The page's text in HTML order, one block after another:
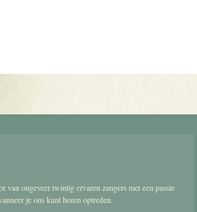
ongeveer twintig ervaren zangers met een passie
je ons kunt horen optreden.